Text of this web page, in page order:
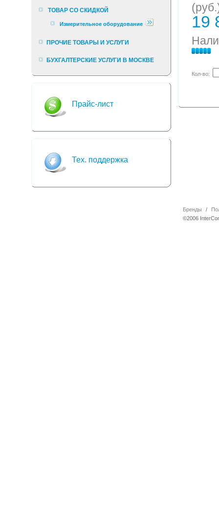
19
Кол-во:
ТОВАР СО СКИДКОЙ
Измерительное оборудование
ПРОЧИЕ ТОВАРЫ И УСЛУГИ
БУХГАЛТЕРСКИЕ УСЛУГИ В МОСКВЕ
Прайс-лист
Тех. поддержка
Бренды /
©2006